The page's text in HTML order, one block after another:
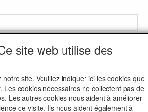
S'identifier
?
site web utilise des
notre site. Veuillez indiquer ici les cookies que
Les cookies nécessaires ne collectent pas de
Les autres cookies nous aident à améliorer
de visite. Ils nous aident également à